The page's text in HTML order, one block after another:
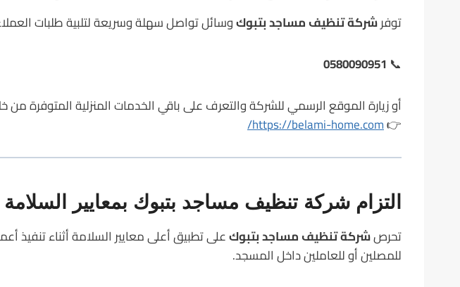
توفرشركة تنظيف مساجد بتبوكوسائل تواصل سهلة وسريعة لتلبية طلبات
📞
0580090951
أو زيارة الموقع الرسمي للشركة والتعرف على باقي الخدمات المنزلية المتوفرة من
👉
https://belami-home.com/
التزام شركة تنظيف مساجد بتبوك بمعايير السلامة
تحرصشركة تنظيف مساجد بتبوكعلى تطبيق أعلى معايير السلامة أثناء تنفيذ
للمصلين أو للعاملين داخل المسجد.